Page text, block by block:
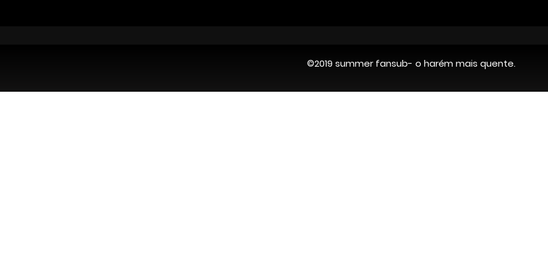
©2019 summer fansub- o harém mais quente.